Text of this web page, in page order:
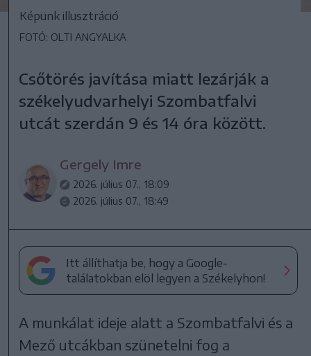
Képünk illusztráció
FOTÓ: OLTI ANGYALKA
Csőtörés javítása miatt lezárják a
székelyudvarhelyi Szombatfalvi
utcát szerdán 9 és 14 óra között.
Gergely Imre
2026. július 07., 18:09
2026. július 07., 18:49
Itt állíthatja be, hogy a Google-
találatokban elöl legyen a Székelyhon!
A munkálat ideje alatt a Szombatfalvi és a
Mező utcákban szünetelni fog a